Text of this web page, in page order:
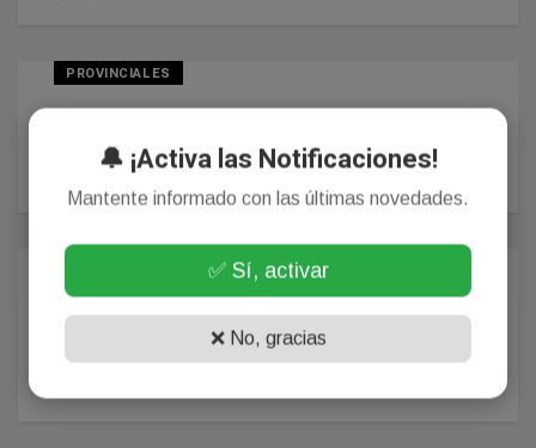
PROVINCIALES
juzgados electorales para los comicios bonaerenses
12 Julio, 2026
Sciaini participó de una nueva Mesa Intersectorial
para fortalecer el abordaje de las denuncias en
Roque Pérez
🔔 ¡Activa las Notificaciones!
Mantente informado con las últimas novedades.
✅ Sí, activar
❌ No, gracias